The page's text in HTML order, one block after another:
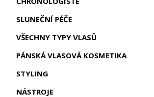
SLUNEČNÍ PÉČE
VŠECHNY TYPY VLASŮ
PÁNSKÁ VLASOVÁ KOSMETIKA
STYLING
NÁSTROJE